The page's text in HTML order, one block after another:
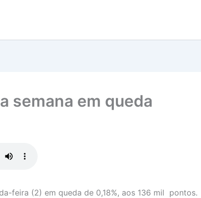
semana em queda
feira (2) em queda de 0,18%, aos 136 mil pontos.